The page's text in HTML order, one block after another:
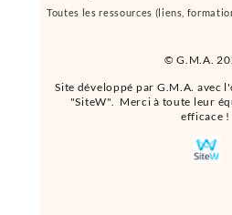
© G.M.A.
Site développé par G.M.A. avec
"SiteW". Merci à toute leur
efficace !
Toutes les ressources (liens,